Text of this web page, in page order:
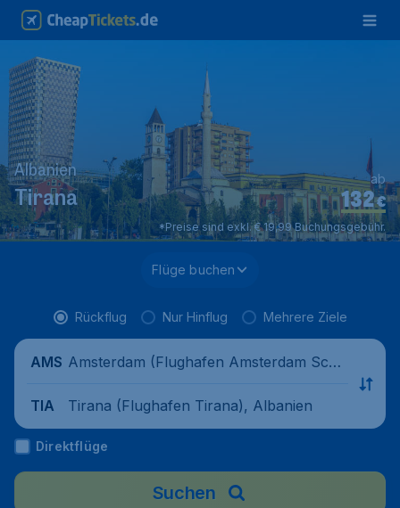
Albanien
Tirana €
132
ab
*Preise sind exkl. € 19,99 Buchungsgebühr.
Flüge buchen
Rückflug Nur Hinflug Mehrere Ziele
AMS Amsterdam (Flughafen Amsterdam Schi
TIA
Tirana (Flughafen Tirana), Albanien
Direktflüge
Suchen